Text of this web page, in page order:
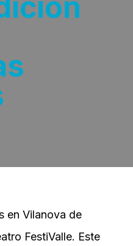
en Vilanova de
FestiValle. Este